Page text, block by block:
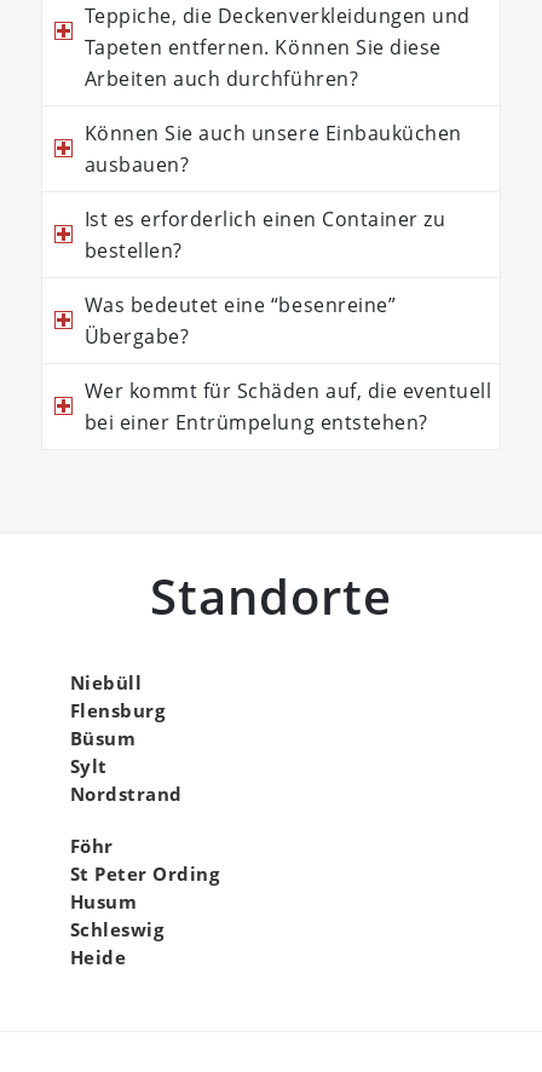
Teppiche, die Deckenverkleidungen und
Tapeten entfernen. Können Sie diese
Arbeiten auch durchführen?
Können Sie auch unsere Einbauküchen
ausbauen?
Ist es erforderlich einen Container zu
bestellen?
Was bedeutet eine “besenreine”
Übergabe?
Wer kommt für Schäden auf, die eventuell
bei einer Entrümpelung entstehen?
Standorte
Niebüll
Flensburg
Büsum
Sylt
Nordstrand
Föhr
St Peter Ording
Husum
Schleswig
Heide